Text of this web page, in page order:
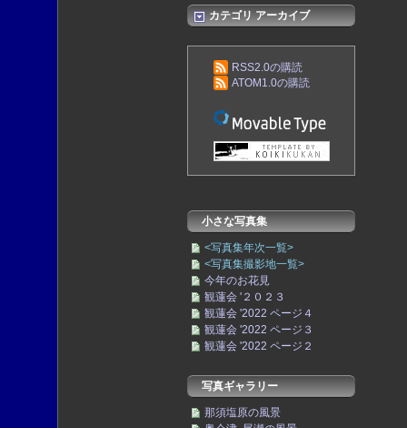
カテゴリ アーカイブ
RSS2.0の購読
ATOM1.0の購読
小さな写真集
<写真集年次一覧>
<写真集撮影地一覧>
今年のお花見
観蓮会 '２０２３
観蓮会 '2022 ページ４
観蓮会 '2022 ページ３
観蓮会 '2022 ページ２
写真ギャラリー
那須塩原の風景